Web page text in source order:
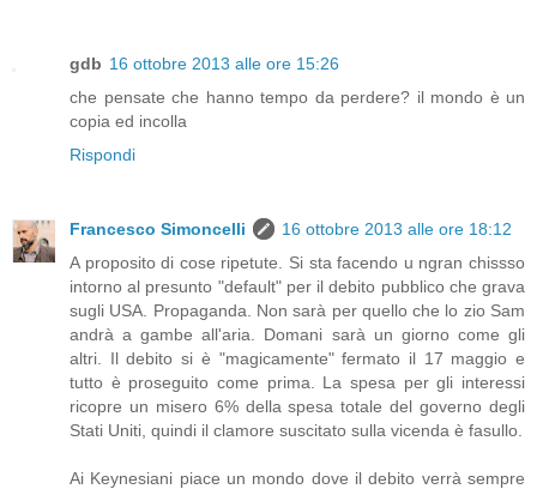
gdb 16 ottobre 2013 alle ore 15:26
che pensate che hanno tempo da perdere? il mondo è un
copia ed incolla
Rispondi
Francesco Simoncelli
16 ottobre 2013 alle ore 18:12
A proposito di cose ripetute. Si sta facendo u ngran chissso
intorno al presunto "default" per il debito pubblico che grava
sugli USA. Propaganda. Non sarà per quello che lo zio Sam
andrà a gambe all'aria. Domani sarà un giorno come gli
altri. Il debito si è "magicamente" fermato il 17 maggio e
tutto è proseguito come prima. La spesa per gli interessi
ricopre un misero 6% della spesa totale del governo degli
Stati Uniti, quindi il clamore suscitato sulla vicenda è fasullo.
Ai Keynesiani piace un mondo dove il debito verrà sempre